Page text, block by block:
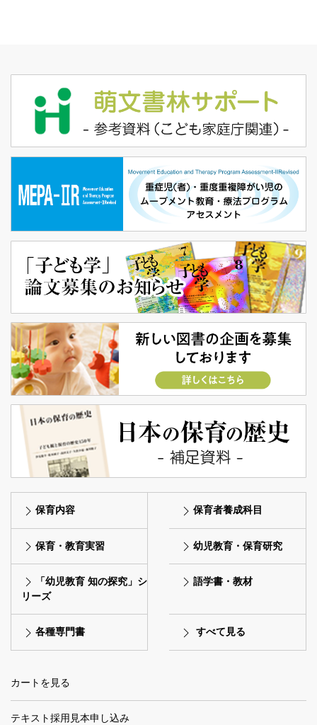
保育内容 保育者養成科目
保育・教育実習 幼児教育・保育研究
「幼児教育 知の探究」シ
リーズ
語学書・教材
各種専門書 すべて見る
カートを見る
テキスト採用見本申し込み